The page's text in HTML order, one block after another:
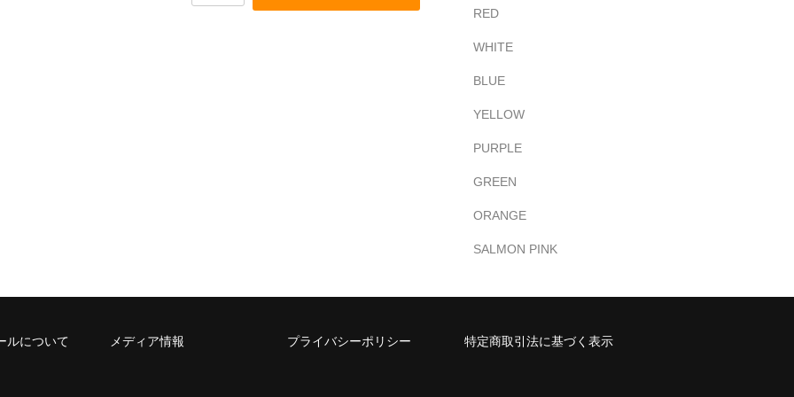
RED
WHITE
BLUE
YELLOW
PURPLE
GREEN
ORANGE
SALMON PINK
ルについて メディア情報 プライバシーポリシー 特定商取引法に基づく表示